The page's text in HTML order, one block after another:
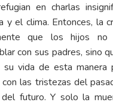
en charlas
y el clima. Entonces, la
que los hijos no
con sus padres, sino
su vida de esta manera
las tristezas del
del futuro. Y solo la